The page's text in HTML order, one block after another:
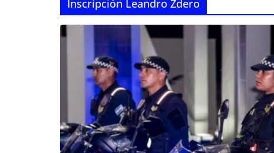
Inscripción Leandro Zdero